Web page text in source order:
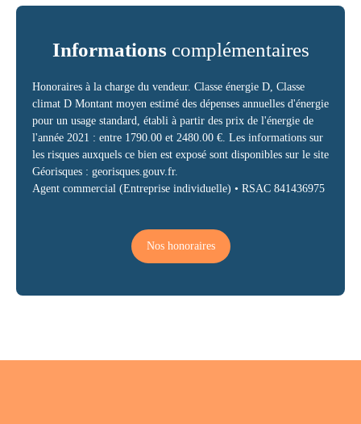
Informations complémentaires
Honoraires à la charge du vendeur. Classe énergie D, Classe
climat D Montant moyen estimé des dépenses annuelles d'énergie
pour un usage standard, établi à partir des prix de l'énergie de
l'année 2021 : entre 1790.00 et 2480.00 €. Les informations sur
les risques auxquels ce bien est exposé sont disponibles sur le site
Géorisques : georisques.gouv.fr.
Agent commercial (Entreprise individuelle) • RSAC 841436975
Nos honoraires